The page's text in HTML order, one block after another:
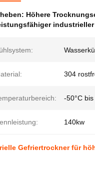
Höhere
304
-50°C bis
140kw
Gefriertrockner für